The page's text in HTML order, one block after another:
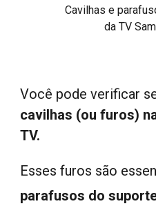
Cavilhas e
da TV
Você pode verificar
cavilhas (ou furos)
TV.
Esses furos são
parafusos do